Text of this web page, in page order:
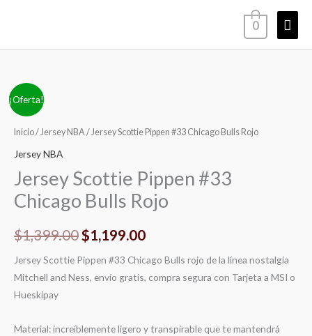
0
¡Oferta!
Inicio/Jersey NBA/ Jersey Scottie Pippen #33 Chicago Bulls Rojo
Jersey NBA
Jersey Scottie Pippen #33
Chicago Bulls Rojo
$1,399.00
precio
era:
$1,399.00.
$1,199.00
precio
es:
$1,199.00.
Jersey Scottie Pippen #33 Chicago Bulls rojo de la línea nostalgia
Mitchell and Ness, envío gratis, compra segura con Tarjeta a MSI o
Hueskipay
Material: increíblemente ligero y transpirable que te mantendrá
Jersey
Scottie
Pippen
#33
Bulls
Rojo